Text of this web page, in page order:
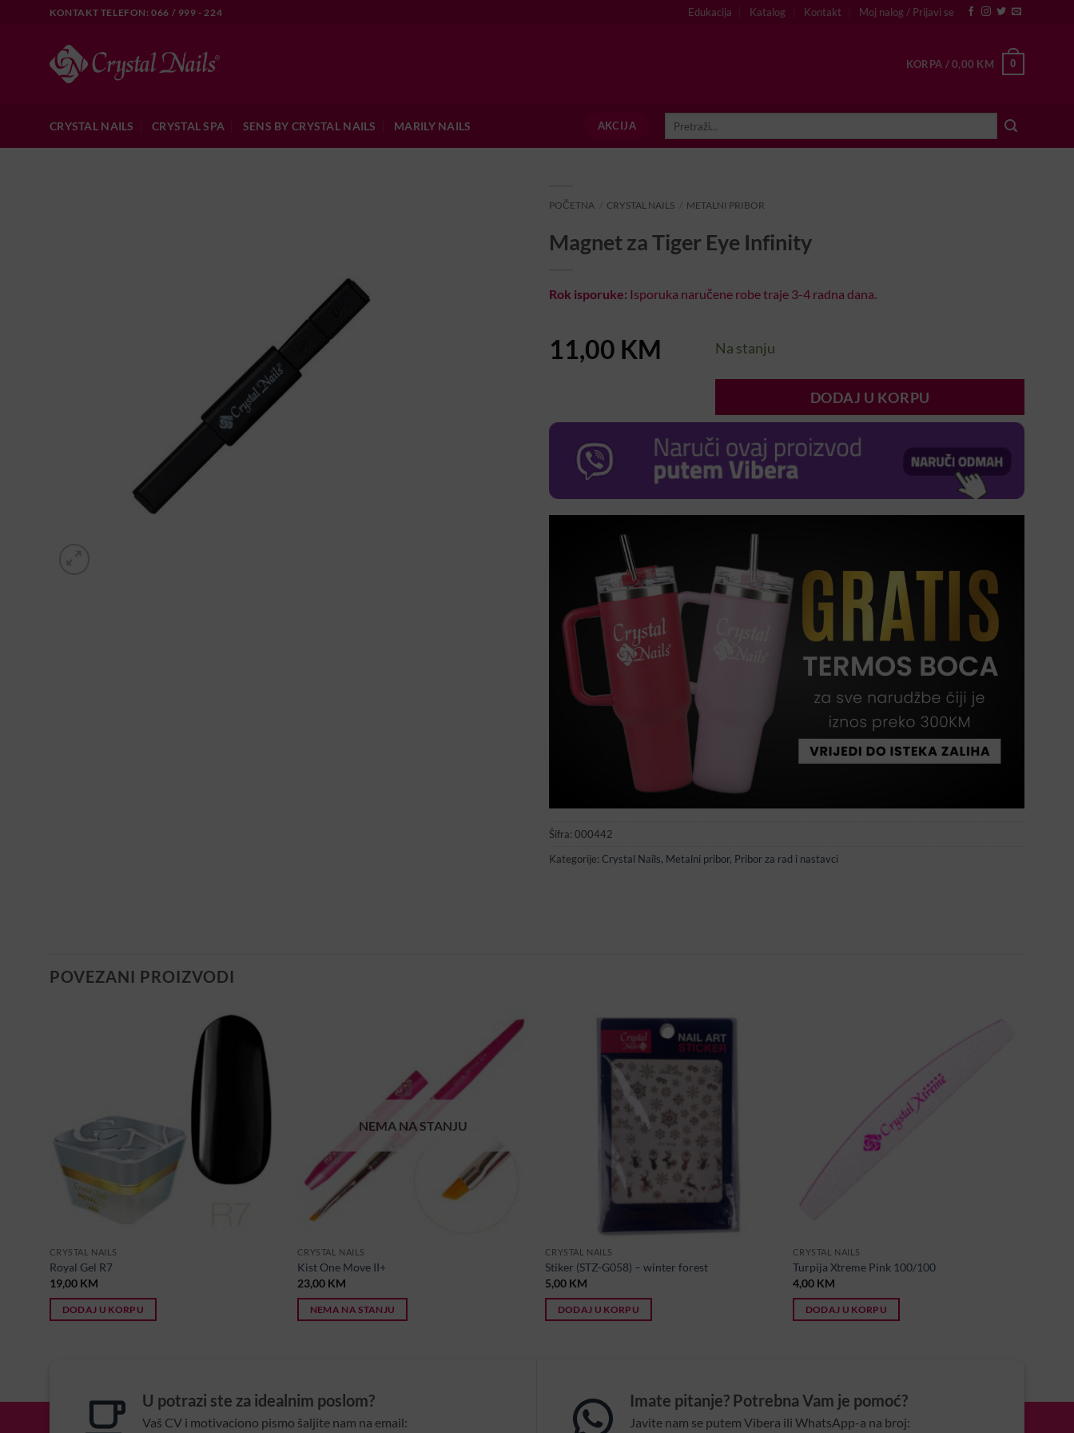
KONTAKT TELEFON: 066 / 999 - 224 Edukacija Katalog Kontakt Moj nalog / Prijavi se
KORPA /0,00 KM 0
CRYSTAL NAILS CRYSTAL SPA SENS BY CRYSTAL NAILS MARILY NAILS AKCIJA
POČETNA CRYSTAL NAILS METALNI PRIBOR
Magnet za Tiger Eye Infinity
Rok isporuke: Isporuka naručene robe traje 3-4 radna dana.
11,00 KM Na stanju
DODAJ U KORPU
Šifra: 000442
Kategorije: Crystal Nails, Metalni pribor, Pribor za rad i nastavci
POVEZANI PROIZVODI
CRYSTAL NAILS
Royal Gel R7
19,00 KM
DODAJ U KORPU
NEMA NA STANJU
CRYSTAL NAILS
Kist One Move II+
23,00 KM
NEMA NA STANJU
CRYSTAL NAILS
Stiker (STZ-G058) – winter forest
5,00 KM
DODAJ U KORPU
CRYSTAL NAILS
Turpija Xtreme Pink 100/100
4,00 KM
DODAJ U KORPU
U potrazi ste za idealnim poslom?
Vaš CV i motivaciono pismo šaljite nam na email:
Imate pitanje? Potrebna Vam je pomoć?
Javite nam se putem Vibera ili WhatsApp-a na broj: